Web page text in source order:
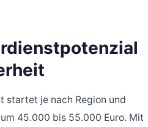
startet je nach Region und
45.000 bis 55.000 Euro. Mit